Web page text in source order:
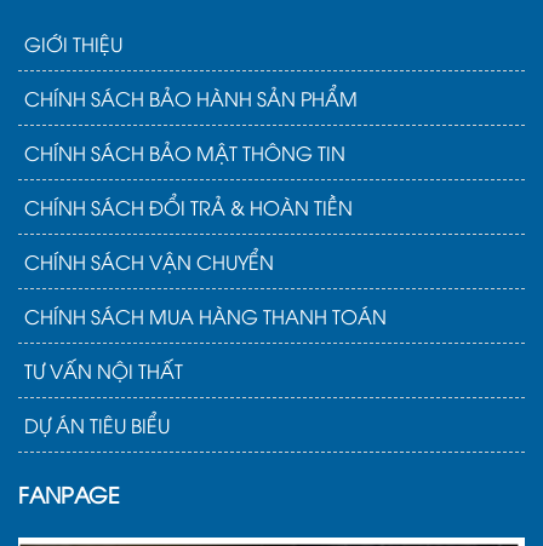
GIỚI THIỆU
CHÍNH SÁCH BẢO HÀNH SẢN PHẨM
CHÍNH SÁCH BẢO MẬT THÔNG TIN
CHÍNH SÁCH ĐỔI TRẢ & HOÀN TIỀN
CHÍNH SÁCH VẬN CHUYỂN
CHÍNH SÁCH MUA HÀNG THANH TOÁN
TƯ VẤN NỘI THẤT
DỰ ÁN TIÊU BIỂU
FANPAGE